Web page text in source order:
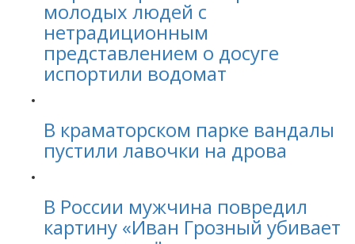
молодых людей с
нетрадиционным
представлением о досуге
испортили водомат
В краматорском парке вандалы
пустили лавочки на дрова
В России мужчина повредил
картину «Иван Грозный убивает